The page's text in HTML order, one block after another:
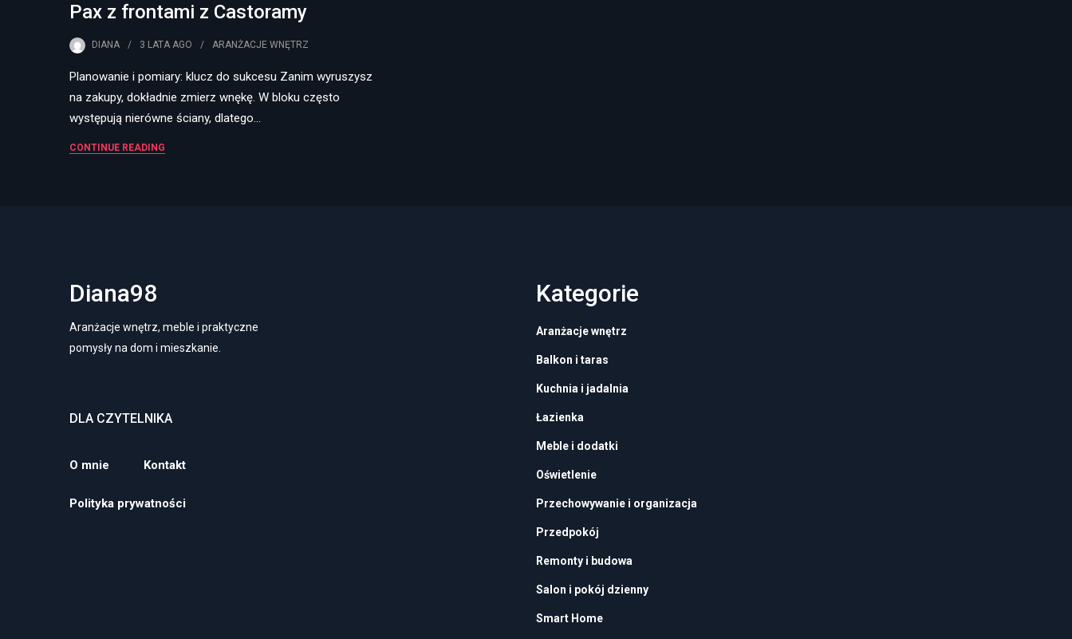
Pax z frontami z Castoramy
DIANA 3 LATA AGO ARANŻACJE WNĘTRZ
Planowanie i pomiary: klucz do sukcesu Zanim wyruszysz
na zakupy, dokładnie zmierz wnękę. W bloku często
występują nierówne ściany, dlatego…
CONTINUE READING
Diana98
Aranżacje wnętrz, meble i praktyczne
pomysły na dom i mieszkanie.
DLA CZYTELNIKA
O mnie Kontakt
Polityka prywatności
Kategorie
Aranżacje wnętrz
Balkon i taras
Kuchnia i jadalnia
Łazienka
Meble i dodatki
Oświetlenie
Przechowywanie i organizacja
Przedpokój
Remonty i budowa
Salon i pokój dzienny
Smart Home